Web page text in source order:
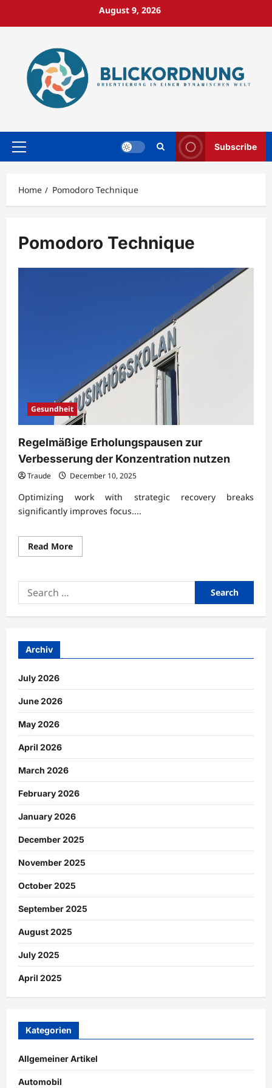
August 9, 2026
Primary
Subscribe
Home Pomodoro Technique
Pomodoro Technique
Gesundheit
Regelmäßige Erholungspausen zur
Verbesserung der Konzentration nutzen
Traude December 10, 2025
Optimizing work with strategic recovery breaks
significantly improves focus....
Read MoreRead
more
Erholungspausen
der
Search
for:
Archiv
July 2026
June 2026
May 2026
April 2026
March 2026
February 2026
January 2026
December 2025
November 2025
October 2025
September 2025
August 2025
July 2025
April 2025
Kategorien
Allgemeiner Artikel
Automobil